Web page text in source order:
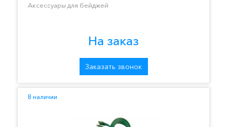
Аксессуары для бейджей
На заказ
Заказать звонок
В наличии